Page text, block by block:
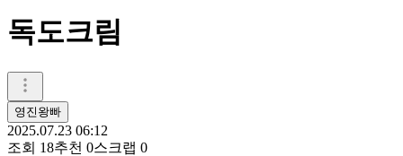
독도크림
영진왕빠
2025.07.23 06:12
조회 18추천 0스크랩 0